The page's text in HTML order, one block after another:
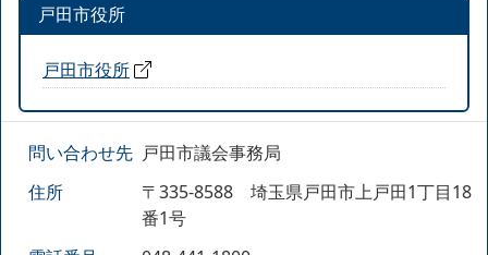
戸田市役所
戸田市役所
問い合わせ先 戸田市議会事務局
住所
〒335-8588 埼玉県戸田市上戸田1丁目18
番1号